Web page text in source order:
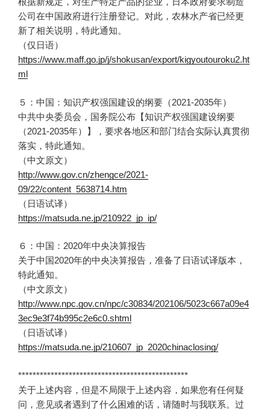
公司在中国政府进行注册登记。对此，农林水产省已经更
新了相关说明，特此通知。
（仅日语）
https://www.maff.go.jp/j/shokusan/export/kigyoutouroku2.ht
ml
５：中国：知识产权强国建设的纲要（2021-2035年）
中共中央委员会，国务院公布【知识产权强国建设纲要
（2021-2035年）】，要求各地区和部门结合实际认真贯彻
落实，特此通知。
（中文原文）
http://www.gov.cn/zhengce/2021-
09/22/content_5638714.htm
（日语试译）
https://matsuda.ne.jp/210922_jp_ip/
６：中国：2020年中央决算报告
关于中国2020年的中央决算报告，准备了日语试译版本，
特此通知。
（中文原文）
http://www.npc.gov.cn/npc/c30834/202106/5023c667a09e4
3ec9e3f74b995c2e6c0.shtml
（日语试译）
https://matsuda.ne.jp/210607_jp_2020chinaclosing/
***********************************************
关于上述内容，但是不局限于上述内容，如果您有任何疑
问，意见或者遇到了什么困难的话，请随时与我联系。过